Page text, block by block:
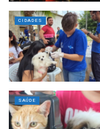
CIDADES
SAÚDE